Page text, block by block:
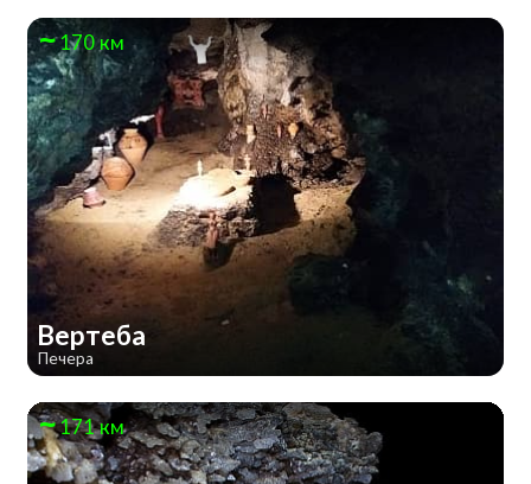
170 км
Вертеба
Печера
171 км